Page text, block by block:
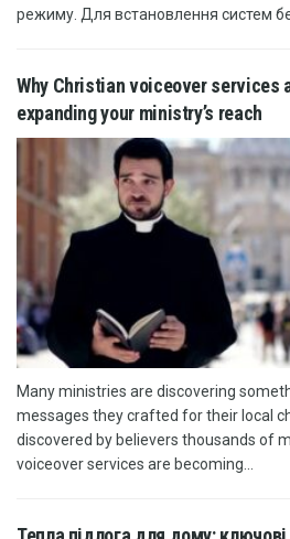
режиму. Для встановлення систем
Why Christian voiceover services
expanding your ministry’s reach
Many ministries are discovering
messages they crafted for their local
discovered by believers thousands of
voiceover services are becoming...